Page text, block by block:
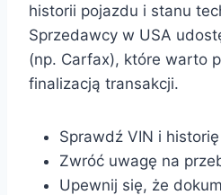
historii pojazdu i stanu
Sprzedawcy w USA
(np. Carfax), które warto
finalizacją transakcji.
Sprawdź VIN i
Zwróć uwagę na
Upewnij się, że